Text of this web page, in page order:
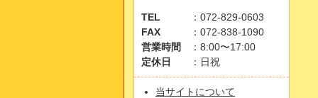
TEL
：072-829-0603
FAX
：072-838-1090
営業時間
：8:00〜17:00
定休日
：日祝
当サイトについて